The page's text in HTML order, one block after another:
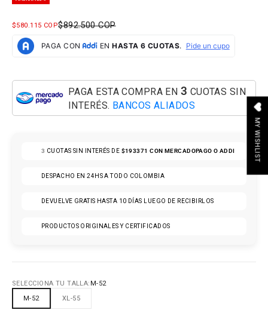
PRECIO DE OFERTA
$580.115 COPPRECIO NORMAL
$892.500 COP
PAGA ESTA COMPRA EN 3 CUOTAS SIN
INTERÉS. BANCOS ALIADOS
3 CUOTAS SIN INTERÉS DE $193371CON MERCADOPAGO O ADDI
DESPACHO EN 24HS A TODO COLOMBIA
DEVUELVE GRATIS HASTA 10 DÍAS LUEGO DE RECIBIRLOS
PRODUCTOS ORIGINALES Y CERTIFICADOS
SELECCIONA TU TALLA: M-52
M-52
XL-55
MY WISHLIST